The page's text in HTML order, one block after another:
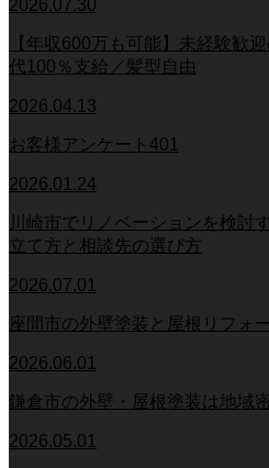
2026.07.30
【年収600万も可能】未経験歓
代100％支給／髪型自由
2026.04.13
お客様アンケート401
2026.01.24
川崎市でリノベーションを検討
立て方と相談先の選び方
2026.07.01
座間市の外壁塗装と屋根リフォ
2026.06.01
鎌倉市の外壁・屋根塗装は地域
2026.05.01